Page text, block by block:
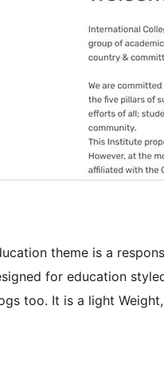
theme is a
for education
too. It is a light